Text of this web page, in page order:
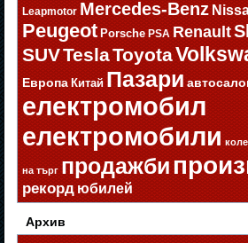
Leapmotor Mercedes-Benz
Peugeot Porsche PSA Renault
SUVTeslaToyota
Европа Китай Пазари
електромобил
електромобили
на търг продажби
рекорд юбилей
Архив